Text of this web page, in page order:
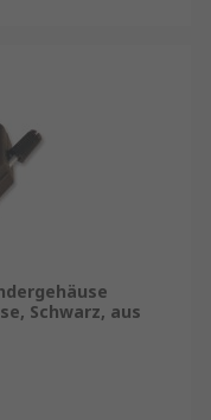
Schwarz, aus